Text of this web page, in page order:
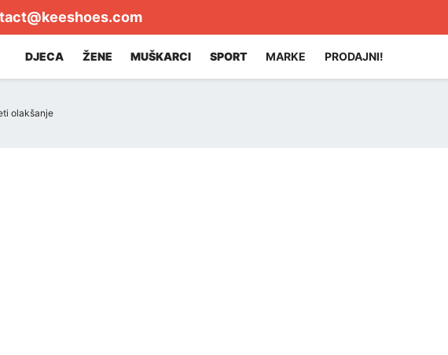
DJECA ŽENE MUŠKARCI SPORT MARKE PRODAJNI!
olakšanje